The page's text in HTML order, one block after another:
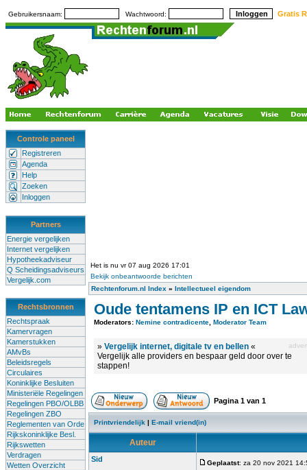
Gebruikersnaam: Wachtwoord: Gratis
Controle paneel
Registreren
Agenda
Help
Zoeken
Inloggen
Partners
Energie vergelijken
Internet vergelijken
Hypotheekadviseur
Q Scheidingsadviseurs
Vergelijk.com
Rechtsbronnen
Rechtspraak
Kamervragen
Kamerstukken
AMvBs
Beleidsregels
Circulaires
Koninklijke Besluiten
Ministeriële Regelingen
Regelingen PBO/OLBB
Regelingen ZBO
Reglementen van Orde
Rijkskoninklijke Besl.
Rijkswetten
Verdragen
Wetten Overzicht
Het is nu vr 07 aug 2026 17:01
Bekijk onbeantwoorde berichten
Rechtenforum.nl Index » Intellectueel eigendom
Oude tentamens IP en ICT
Moderators: Nemine contradicente Moderator Team
» Vergelijk internet, digitale tv en bellen «
Vergelijk alle providers en bespaar geld door over te
stappen!
Pagina 1 van 1
Printvriendelijk | E-mail vriend(in)
Auteur
Sid Geplaatst: za 20 nov 2021